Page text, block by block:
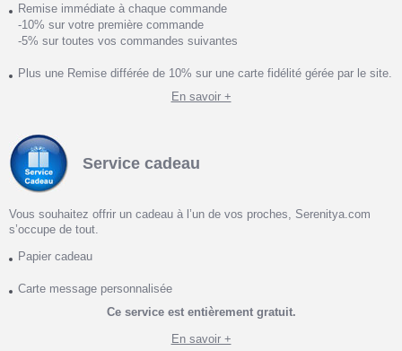
Remise immédiate à chaque commande
-10% sur votre première commande
-5% sur toutes vos commandes suivantes
Plus une Remise différée de 10% sur une carte fidélité gérée par le site.
En savoir +
Service cadeau
Vous souhaitez offrir un cadeau à l’un de vos proches, Serenitya.com
s’occupe de tout.
Papier cadeau
Carte message personnalisée
Ce service est entièrement gratuit.
En savoir +